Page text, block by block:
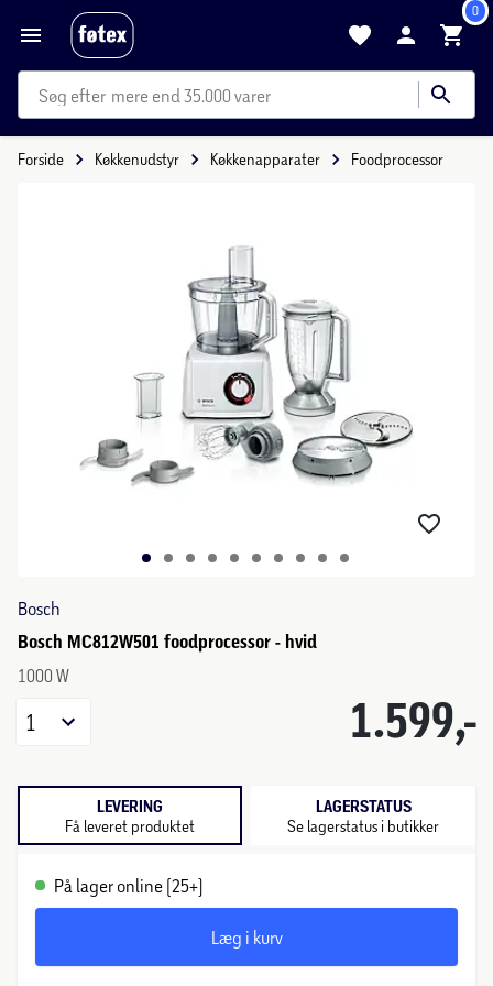
0
mere end 35.000 varer
Forside Køkkenudstyr Køkkenapparater Foodprocessor
Bosch
Bosch MC812W501 foodprocessor - hvid
1000 W
1.599,-
1
LEVERING
Få leveret produktet
LAGERSTATUS
Se lagerstatus i butikker
På lager online (25+)
Læg i kurv